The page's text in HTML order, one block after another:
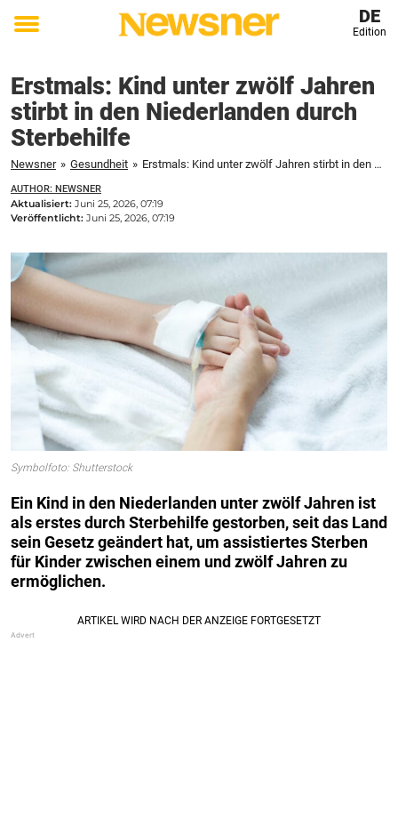
Toggle
DE
Edition
Erstmals: Kind unter zwölf Jahren
stirbt in den Niederlanden durch
Sterbehilfe
Newsner » Gesundheit » Erstmals: Kind unter zwölf Jahren stirbt in den Niederlanden durch Sterbehilfe
AUTHOR: NEWSNER
Aktualisiert: Juni 25, 2026, 07:19
Veröffentlicht: Juni 25, 2026, 07:19
Symbolfoto: Shutterstock
Ein Kind in den Niederlanden unter zwölf Jahren ist
als erstes durch Sterbehilfe gestorben, seit das Land
sein Gesetz geändert hat, um assistiertes Sterben
für Kinder zwischen einem und zwölf Jahren zu
ermöglichen.